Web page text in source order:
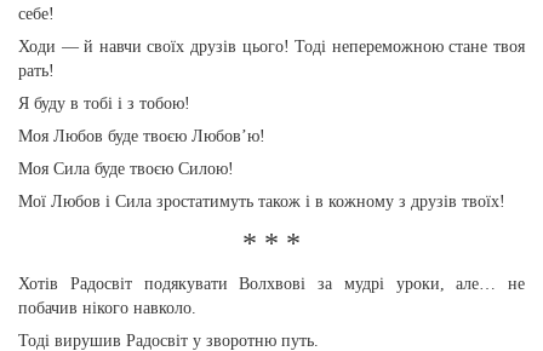
себе!
Ходи — й навчи своїх друзів цього! Тоді непереможною стане твоя
рать!
Я буду в тобі і з тобою!
Моя Любов буде твоєю Любов’ю!
Моя Сила буде твоєю Силою!
Мої Любов і Сила зростатимуть також і в кожному з друзів твоїх!
* * *
Хотів Радосвіт подякувати Волхвові за мудрі уроки, але… не
побачив нікого навколо.
Тоді вирушив Радосвіт у зворотню путь.